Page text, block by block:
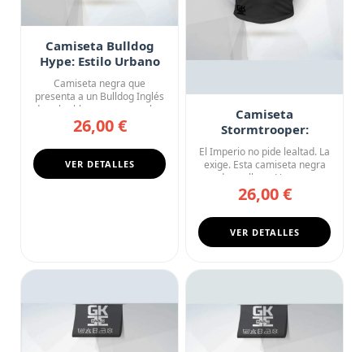
Camiseta Bulldog
Hype: Estilo Urbano
Camiseta negra que
presenta a un Bulldog Inglés
de color blanco con manchas
o...
26,00 €
VER DETALLES
Camiseta
Stormtrooper:
Soldado del Imperio
El Imperio no pide lealtad. La
exige. Esta camiseta negra
de cuello en V pres...
26,00 €
VER DETALLES